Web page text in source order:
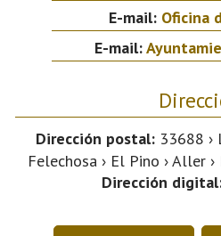
E-mail: Oficina
E-mail:
Dirección postal:33688 ›
Felechosa › El Pino › Aller
Dirección